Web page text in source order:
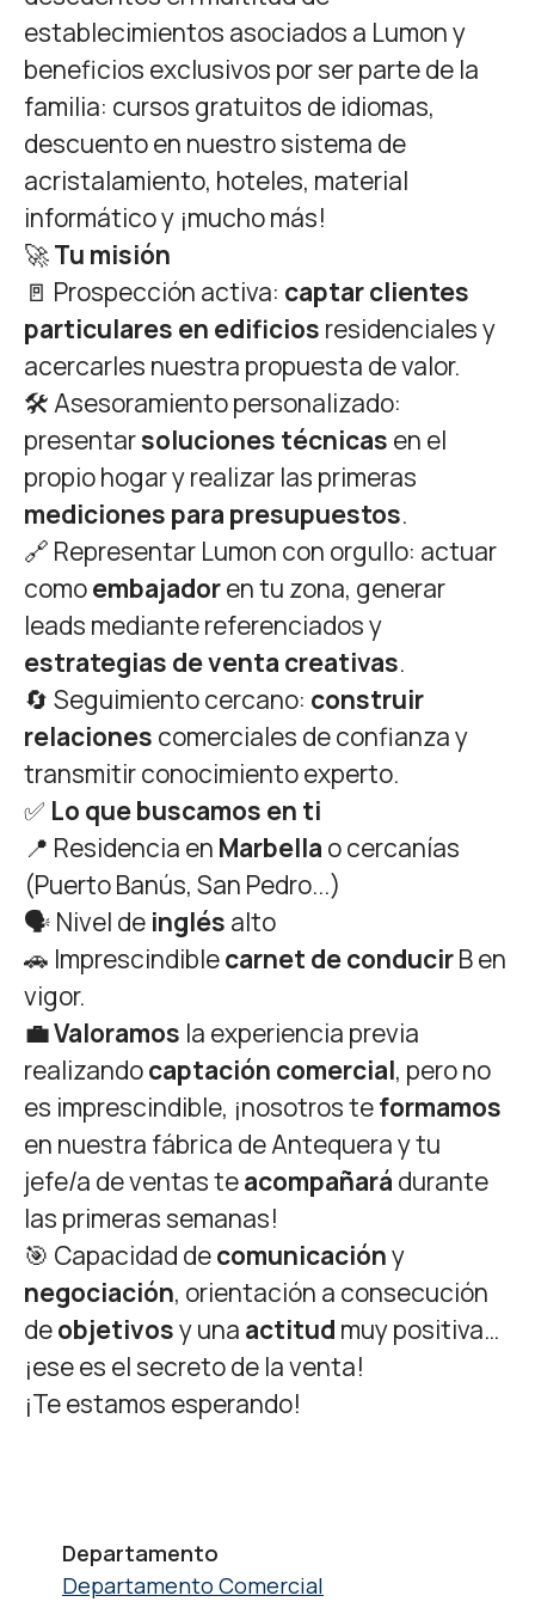
establecimientos asociados a Lumon y
beneficios exclusivos por ser parte de la
familia: cursos gratuitos de idiomas,
descuento en nuestro sistema de
acristalamiento, hoteles, material
informático y ¡mucho más!
🚀Tu misión
🚪 Prospección activa: captar clientes
particulares en edificios residenciales y
acercarles nuestra propuesta de valor.
🛠 Asesoramiento personalizado:
presentarsoluciones técnicas en el
propio hogar y realizar las primeras
mediciones para presupuestos.
🔗 Representar Lumon con orgullo: actuar
comoembajadoren tu zona, generar
leads mediante referenciados y
estrategias de venta creativas.
🔄 Seguimiento cercano: construir
relaciones comerciales de confianza y
transmitir conocimiento experto.
✅ Lo que buscamos en ti
📍 Residencia en Marbella o cercanías
(Puerto Banús, San Pedro...)
🗣️ Nivel de inglés alto
🚗 Imprescindiblecarnet de conducirB en
vigor.
💼 Valoramos la experiencia previa
realizandocaptación comercial, pero no
es imprescindible, ¡nosotros teformamos
en nuestra fábrica de Antequera y tu
jefe/a de ventas teacompañará durante
las primeras semanas!
🎯 Capacidad decomunicacióny
negociación, orientación a consecución
deobjetivosy una actitud muy positiva…
¡ese es el secreto de la venta!
¡Te estamos esperando!
Departamento
Departamento Comercial